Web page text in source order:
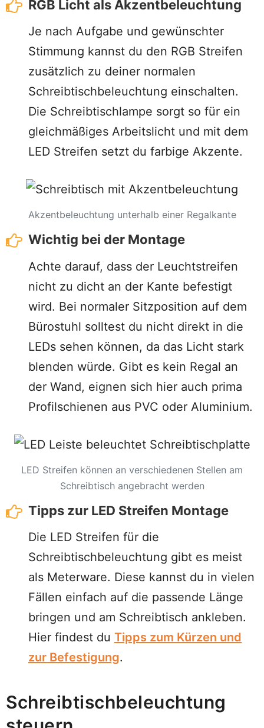
RGB Licht als Akzentbeleuchtung
Je nach Aufgabe und gewünschter
Stimmung kannst du den RGB Streifen
zusätzlich zu deiner normalen
Schreibtischbeleuchtung einschalten.
Die Schreibtischlampe sorgt so für ein
gleichmäßiges Arbeitslicht und mit dem
LED Streifen setzt du farbige Akzente.
Akzentbeleuchtung unterhalb einer Regalkante
Wichtig bei der Montage
Achte darauf, dass der Leuchtstreifen
nicht zu dicht an der Kante befestigt
wird. Bei normaler Sitzposition auf dem
Bürostuhl solltest du nicht direkt in die
LEDs sehen können, da das Licht stark
blenden würde. Gibt es kein Regal an
der Wand, eignen sich hier auch prima
Profilschienen aus PVC oder Aluminium.
LED Streifen können an verschiedenen Stellen am
Schreibtisch angebracht werden
Tipps zur LED Streifen Montage
Die LED Streifen für die
Schreibtischbeleuchtung gibt es meist
als Meterware. Diese kannst du in vielen
Fällen einfach auf die passende Länge
bringen und am Schreibtisch ankleben.
Hier findest du Tipps zum Kürzen und
zur Befestigung.
Schreibtischbeleuchtung